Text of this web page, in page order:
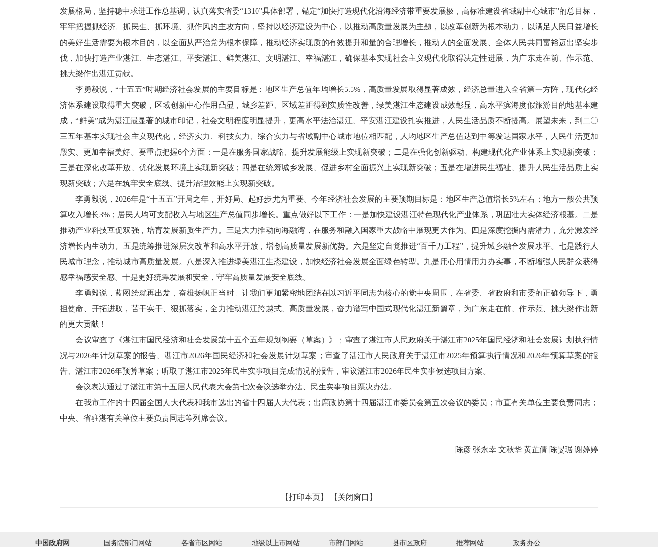
发展格局，坚持稳中求进工作总基调，认真落实省委“1310”具体部署，锚定“加快打造现代化沿海经济带重要发展极，高标准建设省域副中心城市”的总目标，
牢牢把握抓经济、抓民生、抓环境、抓作风的主攻方向，坚持以经济建设为中心，以推动高质量发展为主题，以改革创新为根本动力，以满足人民日益增长
的美好生活需要为根本目的，以全面从严治党为根本保障，推动经济实现质的有效提升和量的合理增长，推动人的全面发展、全体人民共同富裕迈出坚实步
伐，加快打造产业湛江、生态湛江、平安湛江、鲜美湛江、文明湛江、幸福湛江，确保基本实现社会主义现代化取得决定性进展，为广东走在前、作示范、
挑大梁作出湛江贡献。
李勇毅说，“十五五”时期经济社会发展的主要目标是：地区生产总值年均增长5.5%，高质量发展取得显著成效，经济总量进入全省第一方阵，现代化经
济体系建设取得重大突破，区域创新中心作用凸显，城乡差距、区域差距得到实质性改善，绿美湛江生态建设成效彰显，高水平滨海度假旅游目的地基本建
成，“鲜美”成为湛江最显著的城市印记，社会文明程度明显提升，更高水平法治湛江、平安湛江建设扎实推进，人民生活品质不断提高。展望未来，到二〇
三五年基本实现社会主义现代化，经济实力、科技实力、综合实力与省域副中心城市地位相匹配，人均地区生产总值达到中等发达国家水平，人民生活更加
殷实、更加幸福美好。要重点把握6个方面：一是在服务国家战略、提升发展能级上实现新突破；二是在强化创新驱动、构建现代化产业体系上实现新突破；
三是在深化改革开放、优化发展环境上实现新突破；四是在统筹城乡发展、促进乡村全面振兴上实现新突破；五是在增进民生福祉、提升人民生活品质上实
现新突破；六是在筑牢安全底线、提升治理效能上实现新突破。
李勇毅说，2026年是“十五五”开局之年，开好局、起好步尤为重要。今年经济社会发展的主要预期目标是：地区生产总值增长5%左右；地方一般公共预
算收入增长3%；居民人均可支配收入与地区生产总值同步增长。重点做好以下工作：一是加快建设湛江特色现代化产业体系，巩固壮大实体经济根基。二是
推动产业科技互促双强，培育发展新质生产力。三是大力推动向海融湾，在服务和融入国家重大战略中展现更大作为。四是深度挖掘内需潜力，充分激发经
济增长内生动力。五是统筹推进深层次改革和高水平开放，增创高质量发展新优势。六是坚定自觉推进“百千万工程”，提升城乡融合发展水平。七是践行人
民城市理念，推动城市高质量发展。八是深入推进绿美湛江生态建设，加快经济社会发展全面绿色转型。九是用心用情用力办实事，不断增强人民群众获得
感幸福感安全感。十是更好统筹发展和安全，守牢高质量发展安全底线。
李勇毅说，蓝图绘就再出发，奋楫扬帆正当时。让我们更加紧密地团结在以习近平同志为核心的党中央周围，在省委、省政府和市委的正确领导下，勇
担使命、开拓进取，苦干实干、狠抓落实，全力推动湛江跨越式、高质量发展，奋力谱写中国式现代化湛江新篇章，为广东走在前、作示范、挑大梁作出新
的更大贡献！
会议审查了《湛江市国民经济和社会发展第十五个五年规划纲要（草案）》；审查了湛江市人民政府关于湛江市2025年国民经济和社会发展计划执行情
况与2026年计划草案的报告、湛江市2026年国民经济和社会发展计划草案；审查了湛江市人民政府关于湛江市2025年预算执行情况和2026年预算草案的报
告、湛江市2026年预算草案；听取了湛江市2025年民生实事项目完成情况的报告，审议湛江市2026年民生实事候选项目方案。
会议表决通过了湛江市第十五届人民代表大会第七次会议选举办法、民生实事项目票决办法。
在我市工作的十四届全国人大代表和我市选出的省十四届人大代表；出席政协第十四届湛江市委员会第五次会议的委员；市直有关单位主要负责同志；
中央、省驻湛有关单位主要负责同志等列席会议。
陈彦 张永幸 文秋华 黄芷倩 陈旻琚 谢婷婷
【打印本页】 【关闭窗口】
中国政府网 国务院部门网站 各省市区网站 地级以上市网站 市部门网站 县市区政府 推荐网站 政务办公